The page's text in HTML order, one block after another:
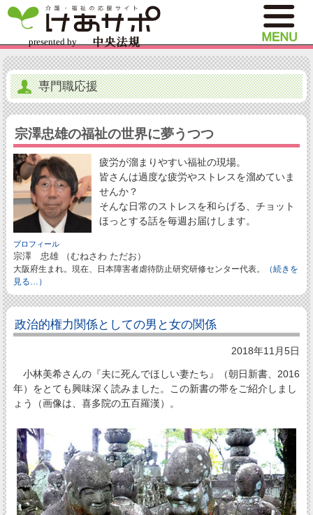
専門職応援
宗澤忠雄の福祉の世界に夢うつつ
疲労が溜まりやすい福祉の現場。
皆さんは過度な疲労やストレスを溜めていま
せんか？
そんな日常のストレスを和らげる、チョット
ほっとする話を毎週お届けします。
プロフィール
宗澤 忠雄 （むねさわ ただお）
大阪府生まれ。現在、日本障害者虐待防止研究研修センター代表。
（続きを
見る…）
政治的権力関係としての男と女の関係
2018年11月5日
小林美希さんの『夫に死んでほしい妻たち』（朝日新書、2016
年）をとても興味深く読みました。この新書の帯をご紹介しまし
ょう（画像は、喜多院の五百羅漢）。